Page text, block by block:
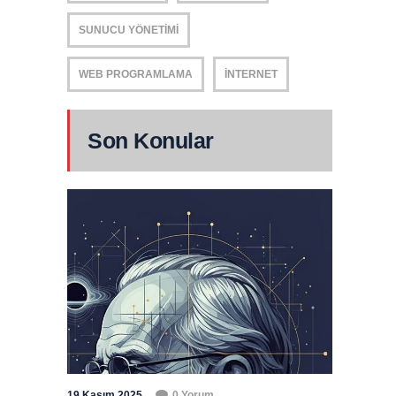
SUNUCU YÖNETIMI
WEB PROGRAMLAMA İNTERNET
Son Konular